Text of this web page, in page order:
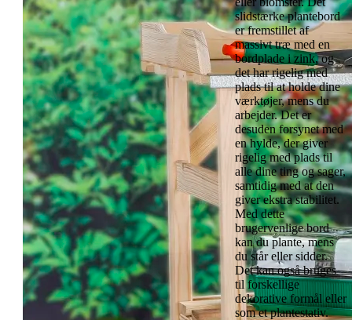
slidstærke plantebord
er fremstillet af
massivt træ med en
bordplade i zink, og
det har rigelig med
plads til at holde dine
værktøjer, mens du
arbejder. Det er
desuden forsynet med
en hylde, der giver
rigelig med plads til
alle dine ting og sager,
samtidig med at den
giver ekstra stabilitet.
Med dette
brugervenlige bord
kan du plante, mens
du står eller sidder.
Det kan også bruges
til forskellige
dekorative formål eller
som et plantestativ.